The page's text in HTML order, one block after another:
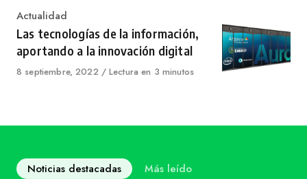
Category
Actualidad
Las tecnologías de la información,
aportando a la innovación digital
Published
8 septiembre, 2022 Lectura en 3 minutos
Noticias destacadas Más leído